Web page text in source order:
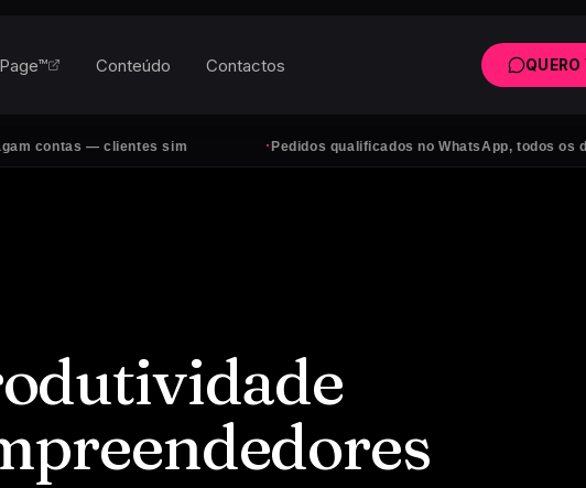
— clientes sim Pedidos qualificados no WhatsApp, todos os dias
Conteúdo Contactos QUERO